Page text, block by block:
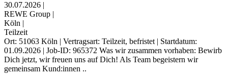
30.07.2026 |
REWE Group |
Köln |
Teilzeit
Ort: 51063 Köln | Vertragsart: Teilzeit, befristet | Startdatum:
01.09.2026 | Job-ID: 965372 Was wir zusammen vorhaben: Bewirb
Dich jetzt, wir freuen uns auf Dich! Als Team begeistern wir
gemeinsam Kund:innen ..